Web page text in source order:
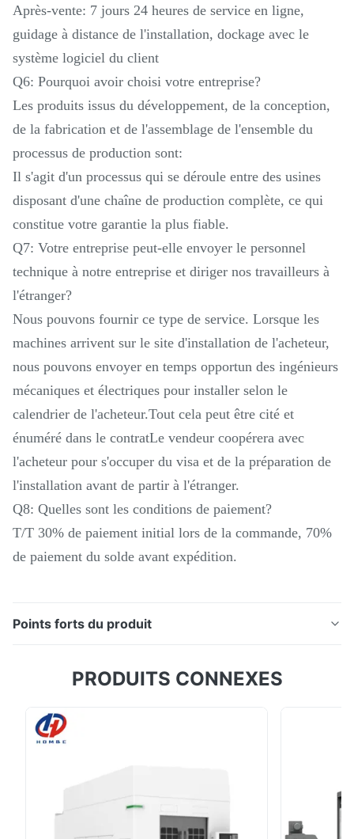
Après-vente: 7 jours 24 heures de service en ligne,
guidage à distance de l'installation, dockage avec le
système logiciel du client
Q6: Pourquoi avoir choisi votre entreprise?
Les produits issus du développement, de la conception,
de la fabrication et de l'assemblage de l'ensemble du
processus de production sont:
Il s'agit d'un processus qui se déroule entre des usines
disposant d'une chaîne de production complète, ce qui
constitue votre garantie la plus fiable.
Q7: Votre entreprise peut-elle envoyer le personnel
technique à notre entreprise et diriger nos travailleurs à
l'étranger?
Nous pouvons fournir ce type de service. Lorsque les
machines arrivent sur le site d'installation de l'acheteur,
nous pouvons envoyer en temps opportun des ingénieurs
mécaniques et électriques pour installer selon le
calendrier de l'acheteur.Tout cela peut être cité et
énuméré dans le contratLe vendeur coopérera avec
l'acheteur pour s'occuper du visa et de la préparation de
l'installation avant de partir à l'étranger.
Q8: Quelles sont les conditions de paiement?
T/T 30% de paiement initial lors de la commande, 70%
de paiement du solde avant expédition.
Points forts du produit
lit plat CAK4085 tourne à tourner à CNC Le nouveau
des avantages structurels des produits CAK
traditionnels et a considérablement amélioré la
PRODUITS CONNEXES